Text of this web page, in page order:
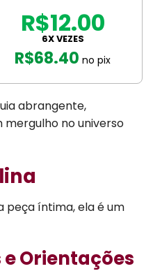
R$68.40 no pix
R$12.00
6X VEZES
abrangente,
no universo
peça íntima, ela é um
e Orientações